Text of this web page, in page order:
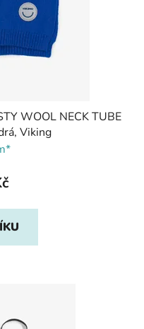
WOOL NECK TUBE
Viking